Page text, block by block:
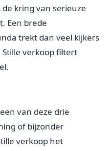
kring van serieuze
Een brede
trekt dan veel kijkers
verkoop filtert
van deze drie
of bijzonder
verkoop het